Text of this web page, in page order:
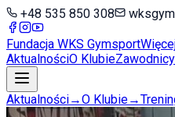
+48 535 850 308
Fundacja WKS Gymsport
AktualnościO KlubieZawodnicy
Aktualności→O Klubie→